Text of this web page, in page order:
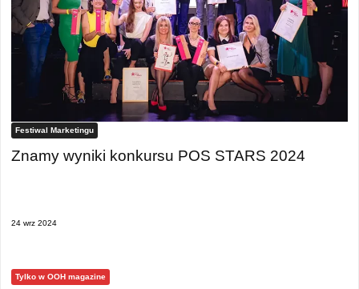
Festiwal Marketingu
Znamy wyniki konkursu POS STARS 2024
24 wrz 2024
Tylko w OOH magazine